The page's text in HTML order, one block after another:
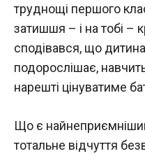
труднощі першого
затишшя – і на тобі –
сподівався, що
подорослішає,
нарешті цінуватиме
Що є
тотальне відчуття